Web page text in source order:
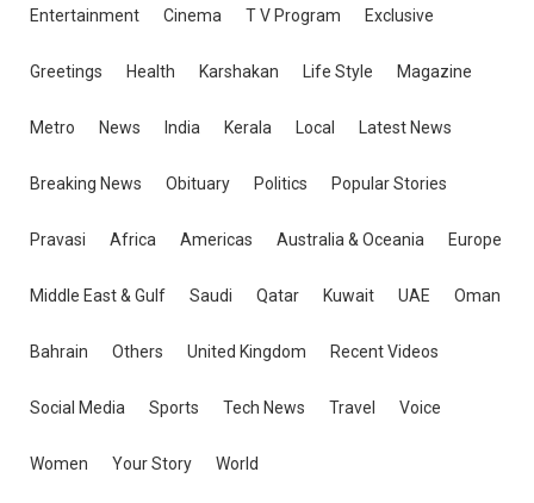
Entertainment Cinema T V Program Exclusive
Greetings Health Karshakan Life Style Magazine
Metro News India Kerala Local Latest News
Breaking News Obituary Politics Popular Stories
Pravasi Africa Americas Australia & Oceania Europe
Middle East & Gulf Saudi Qatar Kuwait UAE Oman
Bahrain Others United Kingdom Recent Videos
Social Media Sports Tech News Travel Voice
Women Your Story World